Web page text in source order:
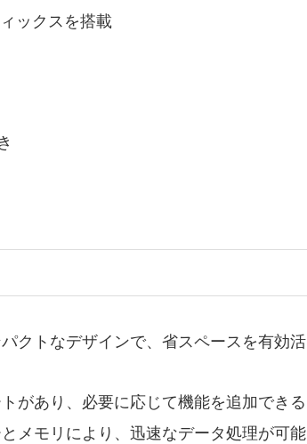
ックスを搭載
クトなデザインで、省スペースを有効活
があり、必要に応じて機能を追加できる
メモリにより、迅速なデータ処理が可能